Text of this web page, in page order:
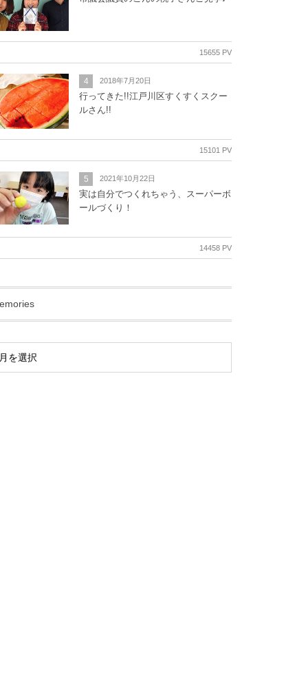
15655 PV
4 2018年7月20日
行ってきた!!江戸川区すくすくスクー
ルさん!!
15101 PV
5 2021年10月22日
実は自分でつくれちゃう、スーパーボ
ールづくり！
14458 PV